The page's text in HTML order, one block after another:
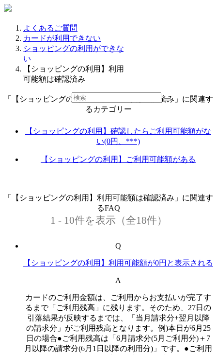
よくあるご質問
カードが利用できない
ショッピングの利用ができな
い
【ショッピングの利用】利用
可能額は確認済み
「【ショッピングの利用】利用可能額は確認済み」に関連す
るカテゴリー
【ショッピングの利用】確認したらご利用可能額がな
い(0円、***)
【ショッピングの利用】ご利用可能額がある
「【ショッピングの利用】利用可能額は確認済み」に関連す
るFAQ
1 - 10件を表示（全18件）
Q
【ショッピングの利用】利用可能額が0円と表示される
A
カードのご利用金額は、ご利用からお支払いが完了す
るまで「ご利用残高」に残ります。そのため、27日の
引落結果が反映するまでは、「当月請求分+翌月以降
の請求分」がご利用残高となります。例)本日が6月25
日の場合●ご利用残高は「6月請求分(5月ご利用分)＋7
月以降の請求分(6月1日以降の利用分)」です。●ご利用